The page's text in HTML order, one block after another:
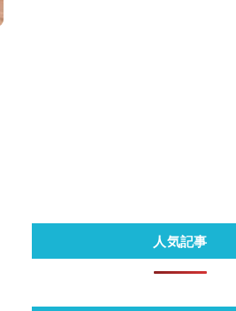
人気記事